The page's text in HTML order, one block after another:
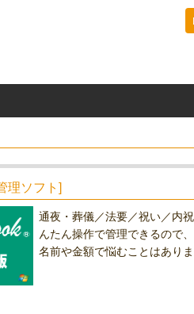
理ソフト]
通夜・葬儀／法要／祝い／内
んたん操作で管理できるので
名前や金額で悩むことはありま